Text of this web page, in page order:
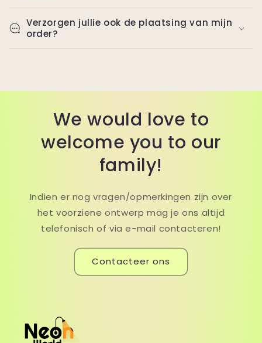
Verzorgen jullie ook de plaatsing van mijn
order?
We would love to
welcome you to our
family!
Indien er nog vragen/opmerkingen zijn over
het voorziene ontwerp mag je ons altijd
telefonisch of via e-mail contacteren!
Contacteer ons